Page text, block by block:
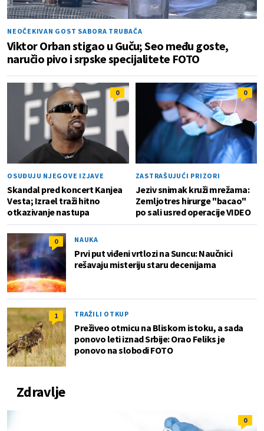
NEOČEKIVAN GOST SABORA TRUBAČA
Viktor Orban stigao u Guču; Seo među goste,
naručio pivo i srpske specijalitete FOTO
0
OSUĐUJU NJEGOVE IZJAVE
Skandal pred koncert Kanjea
Vesta; Izrael traži hitno
otkazivanje nastupa
0
ZASTRAŠUJUĆI PRIZORI
Jeziv snimak kruži mrežama:
Zemljotres hirurge "bacao"
po sali usred operacije VIDEO
0 NAUKA
Prvi put viđeni vrtlozi na Suncu: Naučnici
rešavaju misteriju staru decenijama
1 TRAŽILI OTKUP
Preživeo otmicu na Bliskom istoku, a sada
ponovo leti iznad Srbije: Orao Feliks je
ponovo na slobodi FOTO
Zdravlje
0